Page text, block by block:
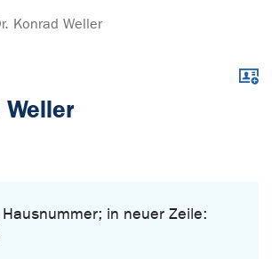
Konrad Weller
Weller
in neuer Zeile: